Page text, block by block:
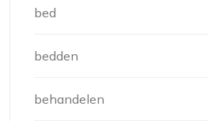
bed
bedden
behandelen